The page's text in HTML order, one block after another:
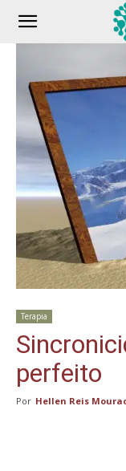
Terapia
perfeito
Por Hellen Reis